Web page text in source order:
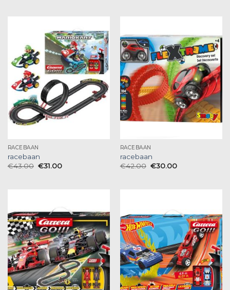
RACEBAAN
racebaan
€43.00 €31.00
RACEBAAN
racebaan
€42.00 €30.00